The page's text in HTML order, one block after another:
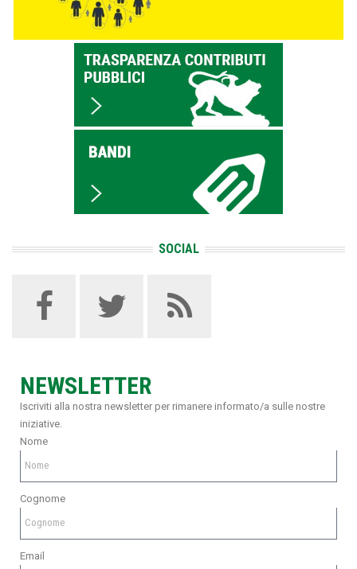
SOCIAL
NEWSLETTER
Iscriviti alla nostra newsletter per rimanere informato/a sulle nostre
iniziative.
Nome
Cognome
Email